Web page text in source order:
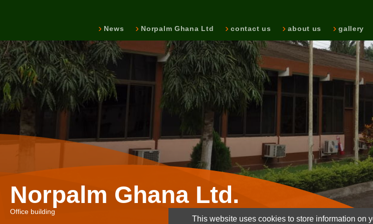
News Norpalm Ghana Ltd contact us about us gallery
Norpalm Ghana Ltd.
Office building
This website uses cookies to store information on